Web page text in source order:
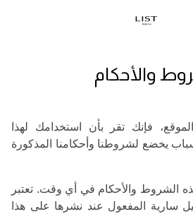
والأحكام
فإنك تقر بأن استخدامك لهذا
يخضع لشروطنا وأحكامنا المذكورة
الشروط والأحكام في أي وقت. تعتبر
سارية المفعول عند نشرها على هذا